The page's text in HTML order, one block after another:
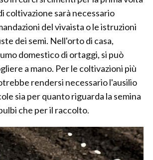
coltivazione sarà necessario
del vivaista o le istruzioni
dei semi. Nell'orto di casa,
domestico di ortaggi, si può
a mano. Per le coltivazioni più
rendersi necessario l'ausilio
sia per quanto riguarda la semina
che per il raccolto.